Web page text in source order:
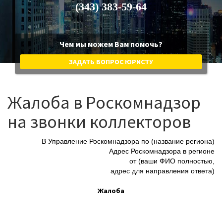
(343) 383-59-64
Чем мы можем Вам помочь?
ЗАДАТЬ ВОПРОС ЮРИСТУ
Жалоба в Роскомнадзор
на звонки коллекторов
В Управление Роскомнадзора по (название региона)
Адрес Роскомнадзора в регионе
от (ваши ФИО полностью,
адрес для направления ответа)
Жалоба